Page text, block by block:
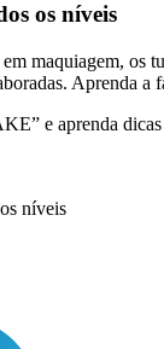
os níveis
maquiagem, os
Aprenda
e aprenda
níveis